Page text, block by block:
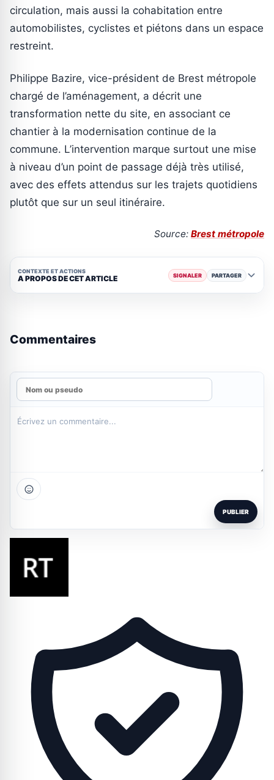
circulation, mais aussi la cohabitation entre
automobilistes, cyclistes et piétons dans un espace
restreint.
Philippe Bazire, vice-président de Brest métropole
chargé de l’aménagement, a décrit une
transformation nette du site, en associant ce
chantier à la modernisation continue de la
commune. L’intervention marque surtout une mise
à niveau d’un point de passage déjà très utilisé,
avec des effets attendus sur les trajets quotidiens
plutôt que sur un seul itinéraire.
Source: Brest métropole
CONTEXTE ET ACTIONS
A PROPOS DE CET ARTICLE SIGNALER PARTAGER
Commentaires
PUBLIER